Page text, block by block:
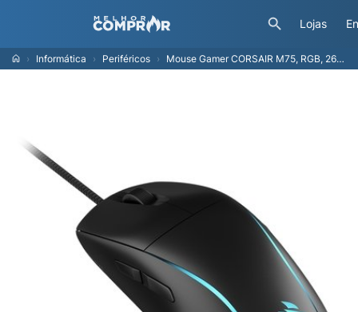
Lojas
Informática Periféricos Mouse Gamer CORSAIR M75, RGB, 26000 DPI, Óptico, Preto - CH-930D010-NA